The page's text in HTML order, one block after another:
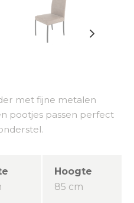
met fijne metalen
pootjes passen perfect
Hoogte
85 cm